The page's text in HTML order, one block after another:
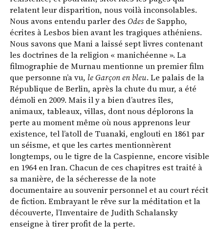
relatent leur disparition, nous voilà inconsolables.
Nous avons entendu parler des Odes de Sappho,
écrites à Lesbos bien avant les tragiques athéniens.
Nous savons que Mani a laissé sept livres contenant
les doctrines de la religion « manichéenne ». La
filmographie de Murnau mentionne un premier film
que personne n’a vu, le Garçon en bleu. Le palais de la
République de Berlin, après la chute du mur, a été
démoli en 2009. Mais il y a bien d’autres îles,
animaux, tableaux, villas, dont nous déplorons la
perte au moment même où nous apprenons leur
existence, tel l’atoll de Tuanaki, englouti en 1861 par
un séisme, et que les cartes mentionnèrent
longtemps, ou le tigre de la Caspienne, encore visible
en 1964 en Iran. Chacun de ces chapitres est traité à
sa manière, de la sécheresse de la note
documentaire au souvenir personnel et au court récit
de fiction. Embrayant le rêve sur la méditation et la
découverte, l’Inventaire de Judith Schalansky
enseigne à tirer profit de la perte.